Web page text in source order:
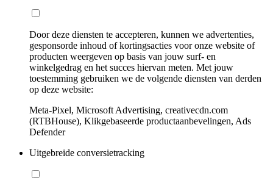
Door deze diensten te accepteren, kunnen we advertenties,
gesponsorde inhoud of kortingsacties voor onze website of
producten weergeven op basis van jouw surf- en
winkelgedrag en het succes hiervan meten. Met jouw
toestemming gebruiken we de volgende diensten van derden
op deze website:
Meta-Pixel, Microsoft Advertising, creativecdn.com
(RTBHouse), Klikgebaseerde productaanbevelingen, Ads
Defender
Uitgebreide conversietracking